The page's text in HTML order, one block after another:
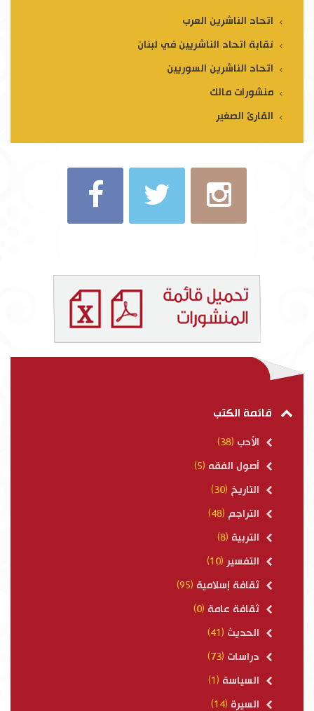
اتحاد الناشرين العرب
نقابة اتحاد الناشريين في لبنان
اتحاد الناشرين السوريين
منشورات مالك
القارئ الصغير
قائمة الكتب
الأدب (38)
أصول الفقه (5)
التاريخ (30)
التراجم (48)
التربية (8)
التفسير (10)
ثقافة إسلامية (95)
ثقافة عامة (0)
الحديث (41)
دراسات (73)
السياسة (1)
السيرة (14)